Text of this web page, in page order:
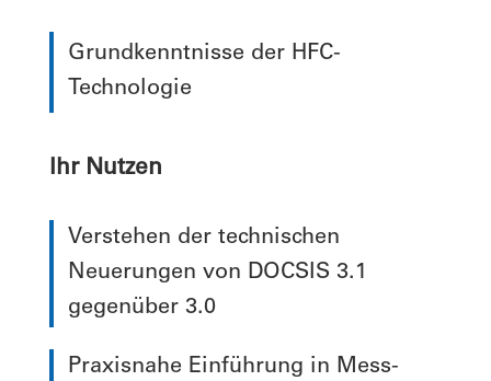
Grundkenntnisse der HFC-
Technologie
Ihr Nutzen
Verstehen der technischen
Neuerungen von DOCSIS 3.1
gegenüber 3.0
Praxisnahe Einführung in Mess-